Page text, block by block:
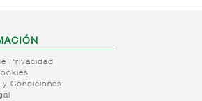
Privacidad
y Condiciones